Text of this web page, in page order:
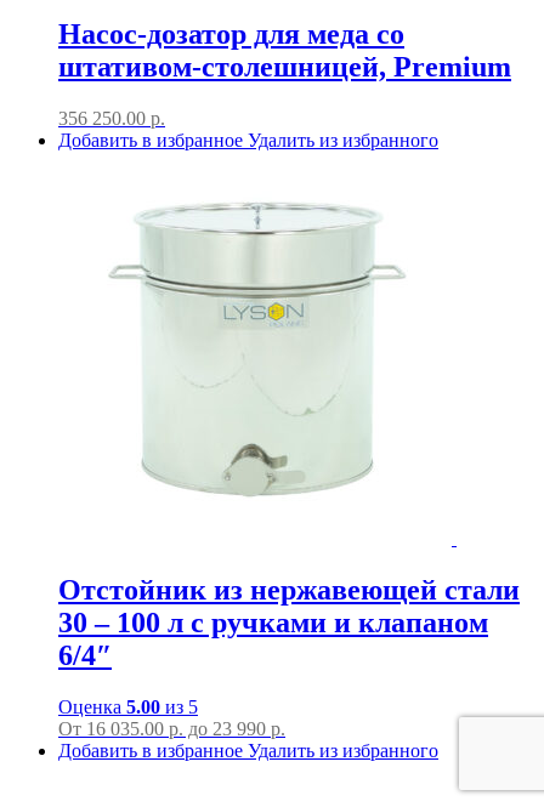
Насос-дозатор для меда со
штативом-столешницей, Premium
356 250.00 р.
Добавить в избранное Удалить из избранного
Отстойник из нержавеющей стали
30 – 100 л с ручками и клапаном
6/4″
Оценка 5.00 из 5
От 16 035.00 р. до 23 990 р.
Добавить в избранное Удалить из избранного